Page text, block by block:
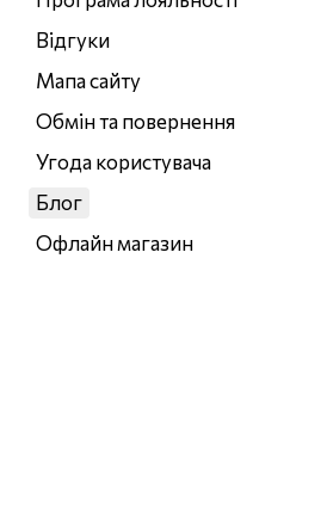
Відгуки
Мапа сайту
Обмін та повернення
Угода користувача
Блог
Офлайн магазин